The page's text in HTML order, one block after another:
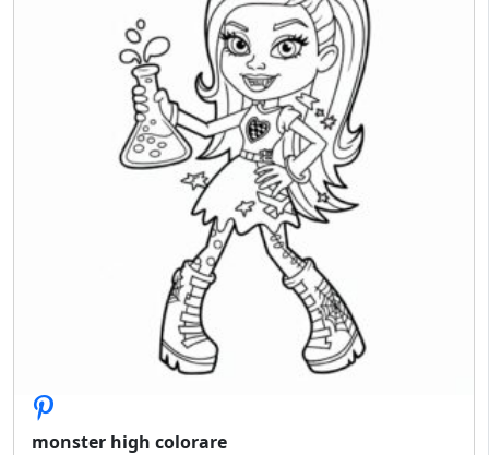
monster high colorare